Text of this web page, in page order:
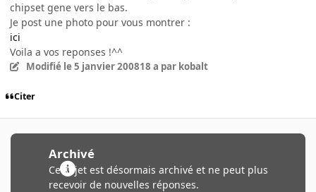
chipset gene vers le bas.
Je post une photo pour vous montrer :
ici
Voila a vos reponses !^^
Modifié le 5 janvier 200818 a par kobalt
Citer
Archivé
Ce sujet est désormais archivé et ne peut plus
recevoir de nouvelles réponses.